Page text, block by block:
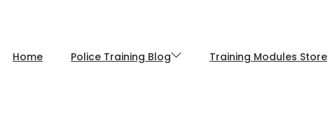
Home Police Training Blog Training Modules Store